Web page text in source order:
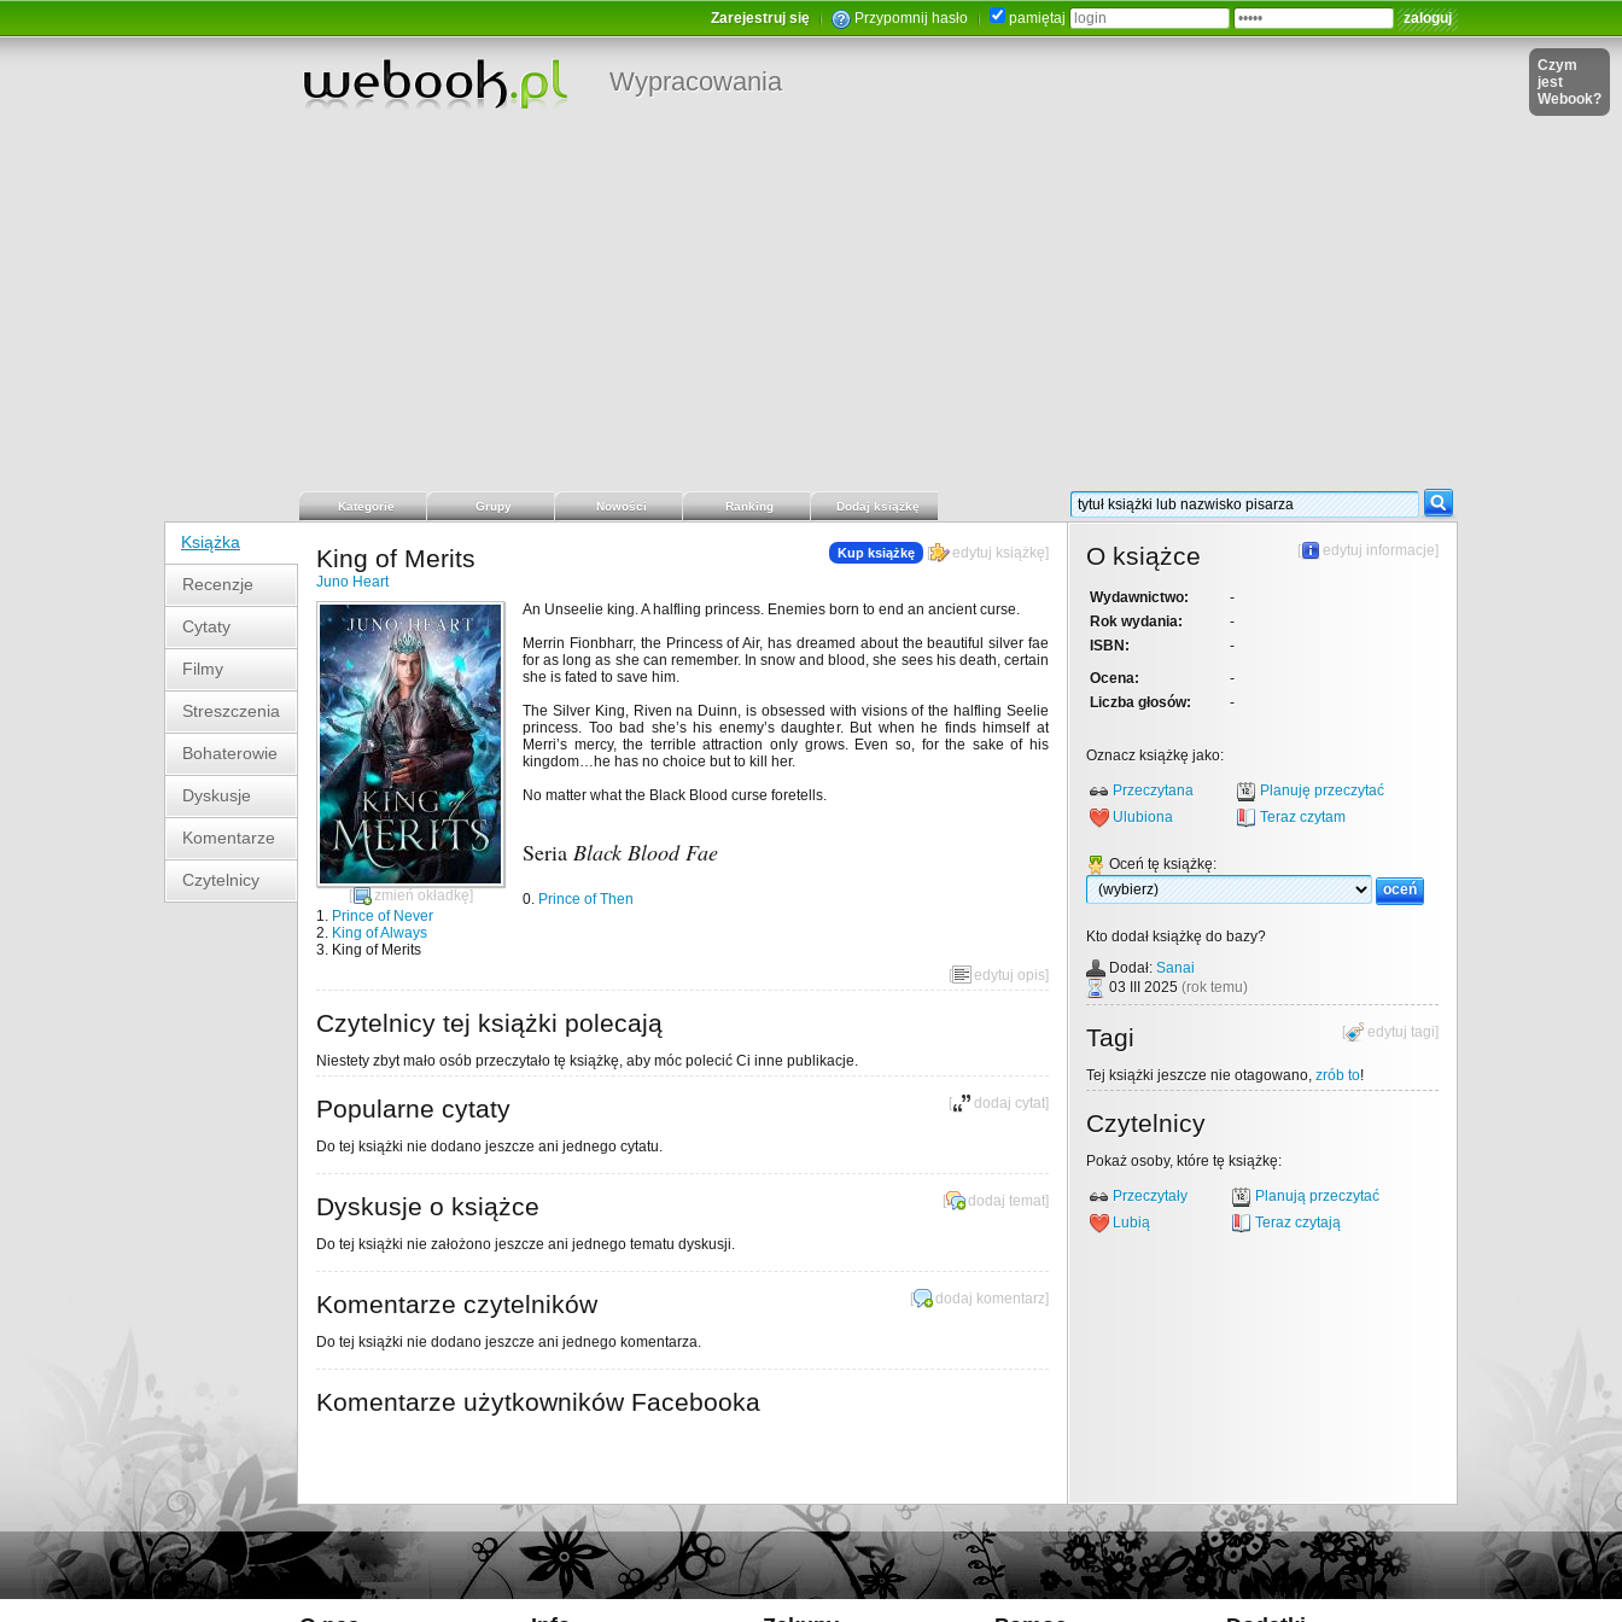
Zarejestruj się Przypomnij hasło pamiętaj
Wypracowania
Czym
jest
Webook?
Kategorie Grupy Nowości Ranking Dodaj książkę
Książka
Recenzje
Cytaty
Filmy
Streszczenia
Bohaterowie
Dyskusje
Komentarze
Czytelnicy
Kup książkę [ edytuj książkę]
King of Merits
Juno Heart
[ zmień okładkę]
An Unseelie king. A halfling princess. Enemies born to end an ancient curse.
Merrin Fionbharr, the Princess of Air, has dreamed about the beautiful silver fae
for as long as she can remember. In snow and blood, she sees his death, certain
she is fated to save him.
The Silver King, Riven na Duinn, is obsessed with visions of the halfling Seelie
princess. Too bad she’s his enemy’s daughter. But when he finds himself at
Merri’s mercy, the terrible attraction only grows. Even so, for the sake of his
kingdom…he has no choice but to kill her.
No matter what the Black Blood curse foretells.
Seria Black Blood Fae
0. Prince of Then
1. Prince of Never
2. King of Always
3. King of Merits
[
edytuj opis]
Czytelnicy tej książki polecają
Niestety zbyt mało osób przeczytało tę książkę, aby móc polecić Ci inne publikacje.
[ dodaj cytat]
Popularne cytaty
Do tej książki nie dodano jeszcze ani jednego cytatu.
[ dodaj temat]
Dyskusje o książce
Do tej książki nie założono jeszcze ani jednego tematu dyskusji.
[ dodaj komentarz]
Komentarze czytelników
Do tej książki nie dodano jeszcze ani jednego komentarza.
Komentarze użytkowników Facebooka
[ edytuj informacje]
O książce
Wydawnictwo:
-
Rok wydania:
-
ISBN:
-
Ocena:
-
Liczba głosów:
-
Oznacz książkę jako:
Przeczytana
Planuję przeczytać
Ulubiona
Teraz czytam
Oceń tę książkę:
Kto dodał książkę do bazy?
Dodał: Sanai
03 III 2025 (rok temu)
[ edytuj tagi]
Tagi
Tej książki jeszcze nie otagowano, zrób to!
Czytelnicy
Pokaż osoby, które tę książkę:
Przeczytały
Planują przeczytać
Lubią
Teraz czytają